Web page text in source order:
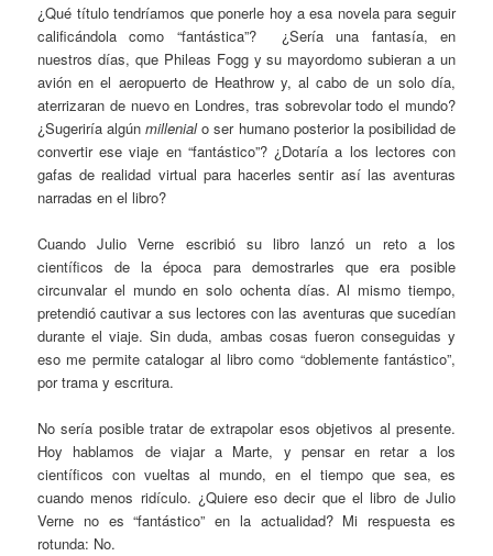
¿Qué título tendríamos que ponerle hoy a esa novela para seguir
calificándola como “fantástica”? ¿Sería una fantasía, en
nuestros días, que Phileas Fogg y su mayordomo subieran a un
avión en el aeropuerto de Heathrow y, al cabo de un solo día,
aterrizaran de nuevo en Londres, tras sobrevolar todo el mundo?
¿Sugeriría algúnmillenialo ser humano posterior la posibilidad de
convertir ese viaje en “fantástico”? ¿Dotaría a los lectores con
gafas de realidad virtual para hacerles sentir así las aventuras
narradas en el libro?
Cuando Julio Verne escribió su libro lanzó un reto a los
científicos de la época para demostrarles que era posible
circunvalar el mundo en solo ochenta días. Al mismo tiempo,
pretendió cautivar a sus lectores con las aventuras que sucedían
durante el viaje. Sin duda, ambas cosas fueron conseguidas y
eso me permite catalogar al libro como “doblemente fantástico”,
por trama y escritura.
No sería posible tratar de extrapolar esos objetivos al presente.
Hoy hablamos de viajar a Marte, y pensar en retar a los
científicos con vueltas al mundo, en el tiempo que sea, es
cuando menos ridículo. ¿Quiere eso decir que el libro de Julio
Verne no es “fantástico” en la actualidad? Mi respuesta es
rotunda: No.